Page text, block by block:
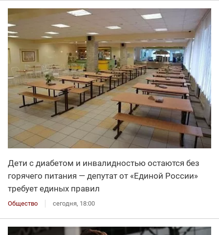
Дети с диабетом и инвалидностью остаются без
горячего питания — депутат от «Единой России»
требует единых правил
Общество сегодня, 18:00